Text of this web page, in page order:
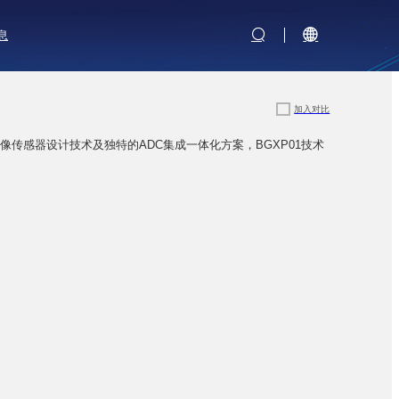
加入对比
传感器设计技术及独特的ADC集成一体化方案，BGXP01技术